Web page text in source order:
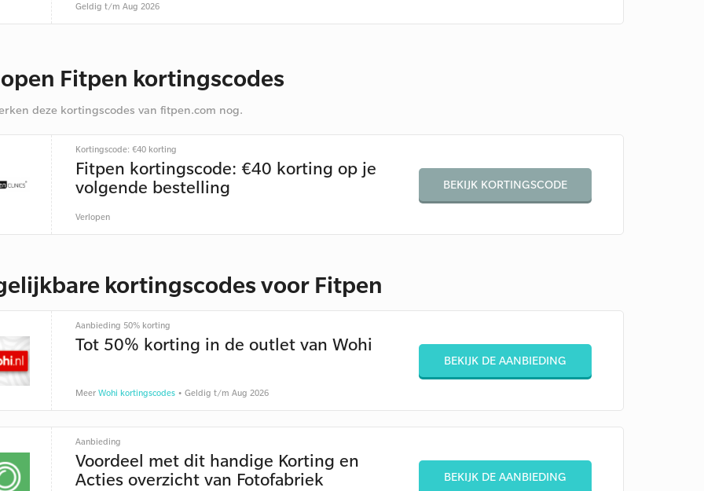
Geldig t/m Aug 2026
Fitpen kortingscodes
deze kortingscodes van fitpen.com nog.
Kortingscode: €40 korting
Fitpen kortingscode: €40 korting op je
volgende bestelling
Verlopen
BEKIJK KORTINGSCODE
kortingscodes voor Fitpen
Aanbieding 50% korting
Tot 50% korting in de outlet van Wohi
Meer Wohi kortingscodes• Geldig t/m Aug 2026
BEKIJK DE AANBIEDING
Aanbieding
Voordeel met dit handige Korting en
Acties overzicht van Fotofabriek
BEKIJK DE AANBIEDING